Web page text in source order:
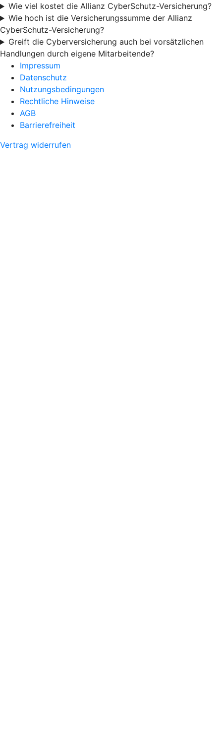
Wie viel kostet die Allianz CyberSchutz-Versicherung?
Wie hoch ist die Versicherungssumme der Allianz
CyberSchutz-Versicherung?
Greift die Cyberversicherung auch bei vorsätzlichen
Handlungen durch eigene Mitarbeitende?
Impressum
Datenschutz
Nutzungsbedingungen
Rechtliche Hinweise
AGB
Barrierefreiheit
Vertrag widerrufen